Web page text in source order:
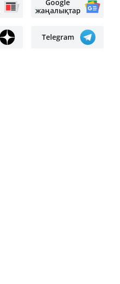
Google
жаңалықтар
Telegram